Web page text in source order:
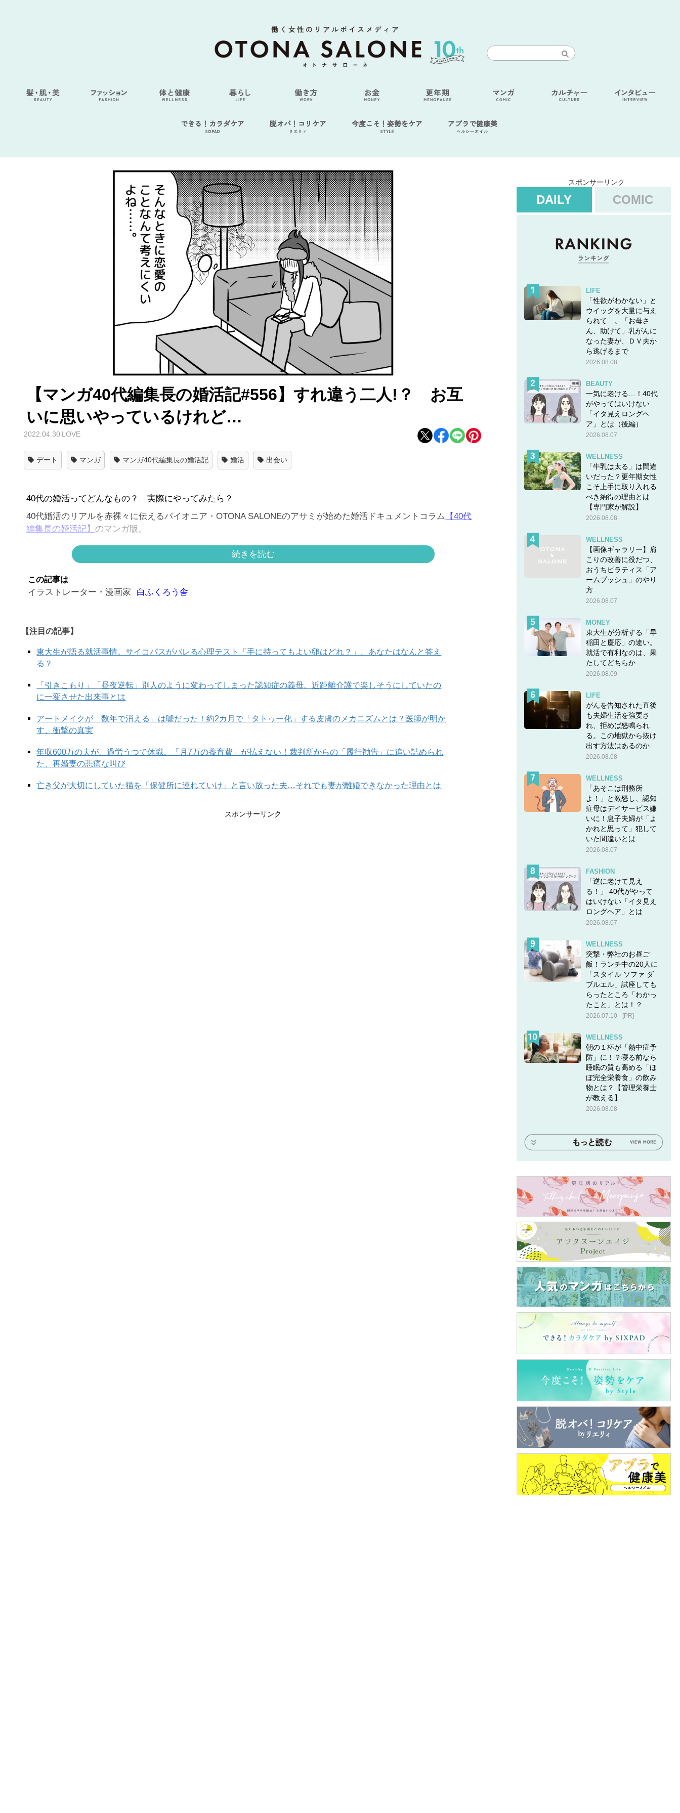
できる！カラダケア
SIXPAD
脱オバ！コリケア
リエリィ
今度こそ！姿勢をケア
STYLE
アブラで健康美
ヘルシーオイル
【マンガ40代編集長の婚活記#556】すれ違う二人!？ お互
いに思いやっているけれど…
2022.04.30 LOVE
デート マンガ マンガ40代編集長の婚活記 婚活 出会い
40代の婚活ってどんなもの？ 実際にやってみたら？
40代婚活のリアルを赤裸々に伝えるパイオニア・OTONA SALONEのアサミが始めた婚活ドキュメントコラム 【40代
編集長の婚活記】のマンガ版。
マンガ版の現在は、仕事（？）で知り合ったジェントルさん（49歳・アーティスト・バツイチ）との婚活の模様を3話
連続でお届け！
【マンガ40代編集長の婚活記#556】
続きを読む
この記事は
イラストレーター・漫画家 白ふくろう舎
【注目の記事】
東大生が語る就活事情。サイコパスがバレる心理テスト「手に持ってもよい卵はどれ？」、あなたはなんと答え
る？
「引きこもり」「昼夜逆転」別人のように変わってしまった認知症の義母。近距離介護で楽しそうにしていたの
に一変させた出来事とは
アートメイクが「数年で消える」は嘘だった！約2カ月で「タトゥー化」する皮膚のメカニズムとは？医師が明か
す、衝撃の真実
年収600万の夫が、過労うつで休職。「月7万の養育費」が払えない！裁判所からの「履行勧告」に追い詰められ
た、再婚妻の悲痛な叫び
亡き父が大切にしていた猫を「保健所に連れていけ」と言い放った夫…それでも妻が離婚できなかった理由とは
スポンサーリンク
スポンサーリンク
DAILY COMIC
LIFE
「性欲がわかない」と
ウイッグを大量に与え
られて…。「お母さ
ん、助けて」乳がんに
なった妻が、ＤＶ夫か
ら逃げるまで
2026.08.08
BEAUTY
一気に老ける…！40代
がやってはいけない
「イタ見えロングヘ
ア」とは（後編）
2026.08.07
WELLNESS
「牛乳は太る」は間違
いだった？更年期女性
こそ上手に取り入れる
べき納得の理由とは
【専門家が解説】
2026.08.08
WELLNESS
【画像ギャラリー】肩
こりの改善に役だつ、
おうちピラティス「ア
ームプッシュ」のやり
方
2026.08.07
MONEY
東大生が分析する「早
稲田と慶応」の違い。
就活で有利なのは、果
たしてどちらか
2026.08.09
LIFE
がんを告知された直後
も夫婦生活を強要さ
れ、拒めば怒鳴られ
る。この地獄から抜け
出す方法はあるのか
2026.08.08
WELLNESS
「あそこは刑務所
よ！」と激怒し、認知
症母はデイサービス嫌
いに！息子夫婦が「よ
かれと思って」犯して
いた間違いとは
2026.08.07
FASHION
「逆に老けて見え
る！」 40代がやって
はいけない「イタ見え
ロングヘア」とは
2026.08.07
WELLNESS
突撃・弊社のお昼ご
飯！ランチ中の20人に
「スタイル ソファ ダ
ブルエル」試座しても
らったところ「わかっ
たこと」とは！？
2026.07.10 [PR]
WELLNESS
朝の１杯が「熱中症予
防」に！？寝る前なら
睡眠の質も高める「ほ
ぼ完全栄養食」の飲み
物とは？【管理栄養士
が教える】
2026.08.08